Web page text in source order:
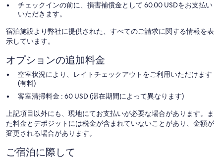
チェックインの前に、損害補償金として 60.00 USDをお支払い
いただきます。
宿泊施設より弊社に提供された、すべてのご請求に関する情報を表
示しています。
オプションの追加料金
空室状況により、レイトチェックアウトをご利用いただけます
(有料)
客室清掃料金 : 60 USD (滞在期間によって異なります)
上記項目以外にも、現地にてお支払いが必要な場合があります。ま
た料金とデポジットには税金が含まれていないことがあり、金額が
変更される場合があります。
ご宿泊に際して